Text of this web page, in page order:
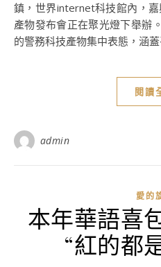
鎮，世界internet科技館內，嘉
產物發布會正在聚光燈下舉辦
的警務科技產物集中表態，涵
閱讀
admin
愛的
本年華語喜
“紅的都